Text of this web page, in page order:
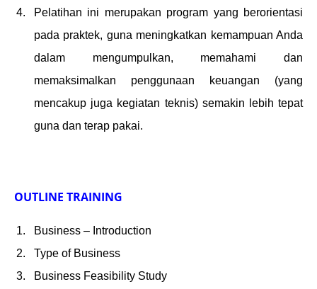
Pelatihan ini merupakan program yang berorientasi
pada praktek, guna meningkatkan kemampuan Anda
dalam mengumpulkan, memahami dan
memaksimalkan penggunaan keuangan (yang
mencakup juga kegiatan teknis) semakin lebih tepat
guna dan terap pakai.
OUTLINE TRAINING
Business – Introduction
Type of Business
Business Feasibility Study